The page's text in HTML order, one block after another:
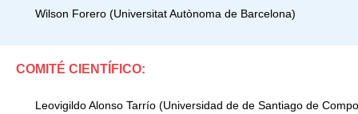
Wilson Forero (Universitat Autònoma de Barcelona)
COMITÉ CIENTÍFICO:
Leovigildo Alonso Tarrío (Universidad de de Santiago de